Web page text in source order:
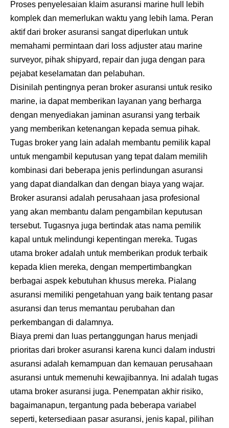
Proses penyelesaian klaim asuransi marine hull lebih
komplek dan memerlukan waktu yang lebih lama. Peran
aktif dari broker asuransi sangat diperlukan untuk
memahami permintaan dari loss adjuster atau marine
surveyor, pihak shipyard, repair dan juga dengan para
pejabat keselamatan dan pelabuhan.
Disinilah pentingnya peran broker asuransi untuk resiko
marine, ia dapat memberikan layanan yang berharga
dengan menyediakan jaminan asuransi yang terbaik
yang memberikan ketenangan kepada semua pihak.
Tugas broker yang lain adalah membantu pemilik kapal
untuk mengambil keputusan yang tepat dalam memilih
kombinasi dari beberapa jenis perlindungan asuransi
yang dapat diandalkan dan dengan biaya yang wajar.
Broker asuransi adalah perusahaan jasa profesional
yang akan membantu dalam pengambilan keputusan
tersebut. Tugasnya juga bertindak atas nama pemilik
kapal untuk melindungi kepentingan mereka. Tugas
utama broker adalah untuk memberikan produk terbaik
kepada klien mereka, dengan mempertimbangkan
berbagai aspek kebutuhan khusus mereka. Pialang
asuransi memiliki pengetahuan yang baik tentang pasar
asuransi dan terus memantau perubahan dan
perkembangan di dalamnya.
Biaya premi dan luas pertanggungan harus menjadi
prioritas dari broker asuransi karena kunci dalam industri
asuransi adalah kemampuan dan kemauan perusahaan
asuransi untuk memenuhi kewajibannya. Ini adalah tugas
utama broker asuransi juga. Penempatan akhir risiko,
bagaimanapun, tergantung pada beberapa variabel
seperti, ketersediaan pasar asuransi, jenis kapal, pilihan